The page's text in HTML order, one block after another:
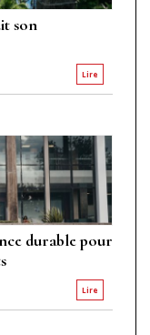
son
Lire
durable pour
Lire